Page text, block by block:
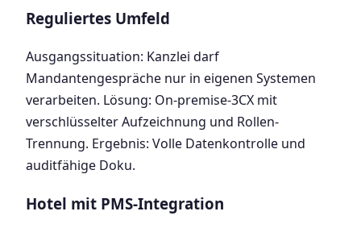
Reguliertes Umfeld
Ausgangssituation: Kanzlei darf
Mandantengespräche nur in eigenen Systemen
verarbeiten. Lösung: On-premise-3CX mit
verschlüsselter Aufzeichnung und Rollen-
Trennung. Ergebnis: Volle Datenkontrolle und
auditfähige Doku.
Hotel mit PMS-Integration